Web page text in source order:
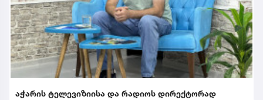
აჭარის ტელევიზიისა და რადიოს დირექტორად